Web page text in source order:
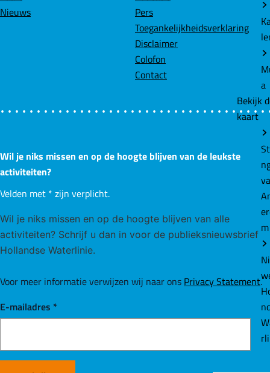
a
Bekijk
kaart
m
Nieuws
Pers
Toegankelijkheidsverklaring
Disclaimer
Colofon
Contact
Wil je niks missen en op de hoogte blijven van de leukste
activiteiten?
Velden met * zijn verplicht.
Wil je niks missen en op de hoogte blijven van alle
activiteiten? Schrijf u dan in voor de publieksnieuwsbrief
Hollandse Waterlinie.
Voor meer informatie verwijzen wij naar ons Privacy Statement.
E-mailadres *